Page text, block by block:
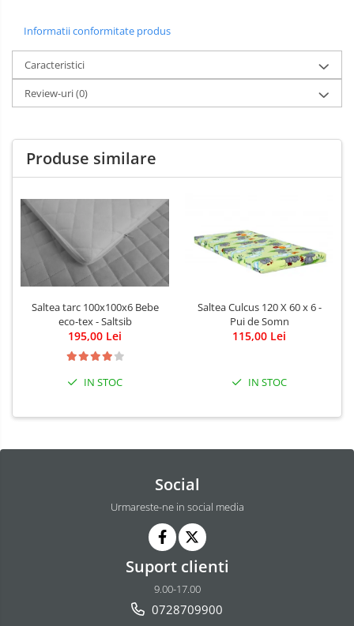
Premergatoare
Skateboard
Baie
Lenjerie mamici
Seturi de hranire
Trambuline
Centre de joaca exterior
Patine de gheata
Patine gheata reglabile
Patine gheata fixe
Corturi si casute copii
Articole de plaja
Aparate
fitness
Aparate Fitness Multifunctionale
Interfoane,
Electronice
diverse
Informatii conformitate produs
Caracteristici
Review-uri(0)
Produse similare
Saltea tarc 100x100x6 Bebe
eco-tex - Saltsib
195,00 Lei
IN STOC
Saltea Culcus 120 X 60 x 6 -
Pui de Somn
115,00 Lei
IN STOC
Social
Urmareste-ne in social media
Suport clienti
9.00-17.00
0728709900